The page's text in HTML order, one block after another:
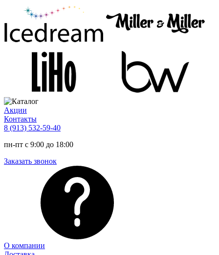
Акции
Контакты
8 (913) 532-59-40
пн-пт с 9:00 до 18:00
Заказать звонок
О компании